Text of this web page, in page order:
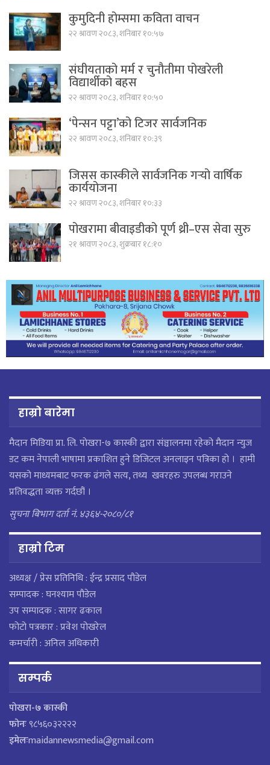
कुमुदिनी होम्समा कविता वाचन
२२ श्रावण २०८३, शनिबार १०:५७
संघीयताको मर्म र चुनौतीमा पोखरेली
विद्यार्थीको बहस
२२ श्रावण २०८३, शनिबार १०:५०
‘पेन्सन पट्टा’को टिजर सार्वजनिक
२२ श्रावण २०८३, शनिबार १०:३९
जिसस कास्कीले सार्वजनिक गर्‍यो वार्षिक
कार्ययोजना
२२ श्रावण २०८३, शनिबार १०:३३
पोखरामा बीवाइडीको पूर्ण थ्री–एस सेवा सुरु
२१ श्रावण २०८३, शुक्रबार १८:१०
हाम्रो बारेमा
मैदान मिडिया प्रा. लि. पाेखरा-७ कास्की द्वारा संञ्चालनमा रहेको मैदान न्युज
डट कम नेपाली भाषामा प्रकाशित हुने डिजिटल अनलाइन पत्रिका हो । हामी
यसको माध्यमबाट फरक ढंगले सत्य, तथ्य खवरहरु उपलब्ध गराउने
प्रतिवद्धता व्यक्त गर्दछौं ।
सुचना बिभाग दर्ता नं. ४३६४-२०८०/८१
हाम्राे टिम
अध्यक्ष / प्रेस प्रतिनिधि : ईन्द्र प्रसाद पौडेल
सम्पादक : घनश्याम पौडेल
उप सम्पादक : सागर ढकाल
फोटो पत्रकार : प्रवेश पोखरेल
कमर्चारी : अनिल अधिकारी
सम्पर्क
पाेखरा-७ कास्की
फोनः९८५६०३२२२२
इमेलःmaidannewsmedia@gmail.com